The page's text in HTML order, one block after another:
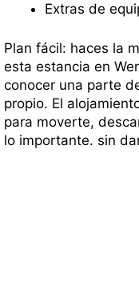
Extras de
Plan fácil: haces la
esta estancia en
conocer una parte
propio. El
para moverte,
lo importante. sin